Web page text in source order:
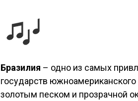
Бразилия – одно из самых
государств
золотым песком и прозрачной